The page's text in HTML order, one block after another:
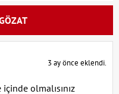
3 ay önce eklendi.
olmalısınız